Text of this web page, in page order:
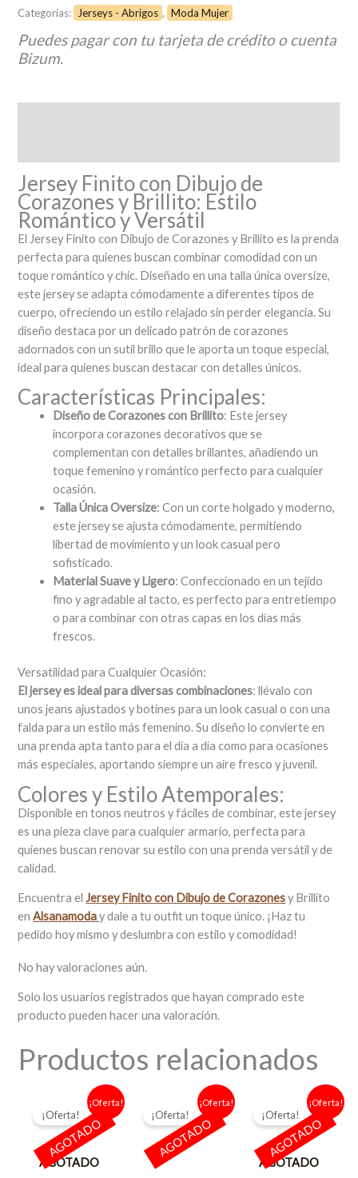
Categorías: Jerseys - Abrigos , Moda Mujer
Puedes pagar con tu tarjeta de crédito o cuenta
Bizum.
Jersey Finito con Dibujo de
Corazones y Brillito: Estilo
Romántico y Versátil
El Jersey Finito con Dibujo de Corazones y Brillito es la prenda
perfecta para quienes buscan combinar comodidad con un
toque romántico y chic. Diseñado en una talla única oversize,
este jersey se adapta cómodamente a diferentes tipos de
cuerpo, ofreciendo un estilo relajado sin perder elegancia. Su
diseño destaca por un delicado patrón de corazones
adornados con un sutil brillo que le aporta un toque especial,
ideal para quienes buscan destacar con detalles únicos.
Características Principales:
Diseño de Corazones con Brillito: Este jersey
incorpora corazones decorativos que se
complementan con detalles brillantes, añadiendo un
toque femenino y romántico perfecto para cualquier
ocasión.
Talla Única Oversize: Con un corte holgado y moderno,
este jersey se ajusta cómodamente, permitiendo
libertad de movimiento y un look casual pero
sofisticado.
Material Suave y Ligero: Confeccionado en un tejido
fino y agradable al tacto, es perfecto para entretiempo
o para combinar con otras capas en los días más
frescos.
Versatilidad para Cualquier Ocasión:
El jersey es ideal para diversas combinaciones: llévalo con
unos jeans ajustados y botines para un look casual o con una
falda para un estilo más femenino. Su diseño lo convierte en
una prenda apta tanto para el día a día como para ocasiones
más especiales, aportando siempre un aire fresco y juvenil.
Colores y Estilo Atemporales:
Disponible en tonos neutros y fáciles de combinar, este jersey
es una pieza clave para cualquier armario, perfecta para
quienes buscan renovar su estilo con una prenda versátil y de
calidad.
Encuentra elJersey Finito con Dibujo de Corazonesy Brillito
enAlsanamoda y dale a tu outfit un toque único. ¡Haz tu
pedido hoy mismo y deslumbra con estilo y comodidad!
No hay valoraciones aún.
Solo los usuarios registrados que hayan comprado este
producto pueden hacer una valoración.
Productos relacionados
¡Oferta!
AGOTADO
¡Oferta!
precio
original
era:
11,95 €.
El
precio
actual
es:
AGOTADO
¡Oferta!
¡Oferta!
precio
original
era:
11,95 €.
El
precio
actual
es:
AGOTADO
¡Oferta!
AGOTADO
¡Oferta!
precio
original
era:
13,95 €.
El
precio
actual
es:
AGOTADO